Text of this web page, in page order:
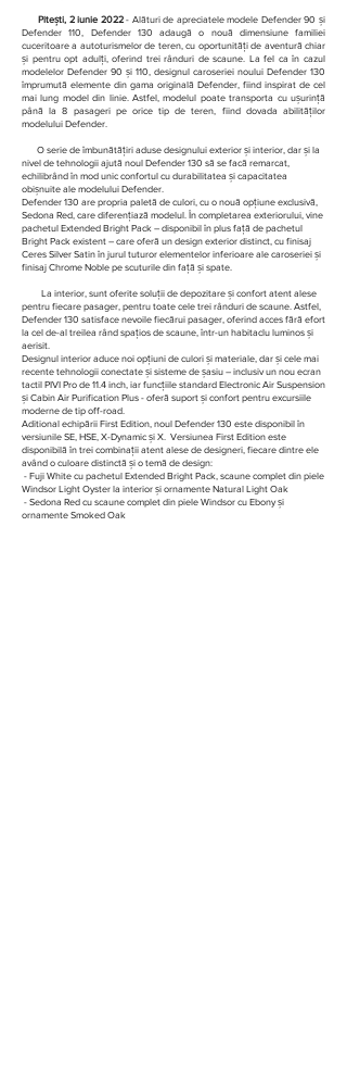
Pitești, 2 iunie 2022- Alături de apreciatele modele Defender 90 și
Defender 110, Defender 130 adaugă o nouă dimensiune familiei
cuceritoare a autoturismelor de teren, cu oportunități de aventură chiar
și pentru opt adulți, oferind trei rânduri de scaune. La fel ca în cazul
modelelor Defender 90 și 110, designul caroseriei noului Defender 130
împrumută elemente din gama originală Defender, fiind inspirat de cel
mai lung model din linie. Astfel, modelul poate transporta cu ușurință
până la 8 pasageri pe orice tip de teren, fiind dovada abilităților
modelului Defender.
O serie de îmbunătățiri aduse designului exterior și interior, dar și la
nivel de tehnologii ajută noul Defender 130 să se facă remarcat,
echilibrând în mod unic confortul cu durabilitatea și capacitatea
obișnuite ale modelului Defender.
Defender 130 are propria paletă de culori, cu o nouă opțiune exclusivă,
Sedona Red, care diferențiază modelul. În completarea exteriorului, vine
pachetul Extended Bright Pack – disponibil în plus față de pachetul
Bright Pack existent – care oferă un design exterior distinct, cu finisaj
Ceres Silver Satin în jurul tuturor elementelor inferioare ale caroseriei și
finisaj Chrome Noble pe scuturile din față și spate.
La interior, sunt oferite soluții de depozitare și confort atent alese
pentru fiecare pasager, pentru toate cele trei rânduri de scaune. Astfel,
Defender 130 satisface nevoile fiecărui pasager, oferind acces fără efort
la cel de-al treilea rând spațios de scaune, într-un habitaclu luminos și
aerisit.
Designul interior aduce noi opțiuni de culori și materiale, dar și cele mai
recente tehnologii conectate și sisteme de șasiu – inclusiv un nou ecran
tactil PIVI Pro de 11.4 inch, iar funcțiile standard Electronic Air Suspension
și Cabin Air Purification Plus - oferă suport și confort pentru excursiile
moderne de tip off-road.
Aditional echipării First Edition, noul Defender 130 este disponibil în
versiunile SE, HSE, X-Dynamic și X. Versiunea First Edition este
disponibilă în trei combinații atent alese de designeri, fiecare dintre ele
având o culoare distinctă și o temă de design:
- Fuji White cu pachetul Extended Bright Pack, scaune complet din piele
Windsor Light Oyster la interior și ornamente Natural Light Oak
- Sedona Red cu scaune complet din piele Windsor cu Ebony și
ornamente Smoked Oak